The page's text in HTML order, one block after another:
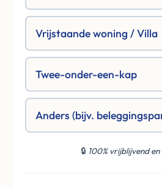
Vrijstaande woning / Villa
Twee-onder-een-kap
Anders (bijv.
🔒 100% vrijblijvend